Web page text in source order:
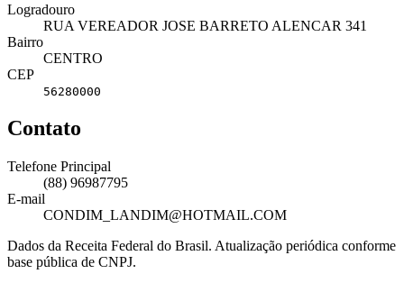
Logradouro
RUA VEREADOR JOSE BARRETO ALENCAR 341
Bairro
CENTRO
CEP
56280000
Contato
Telefone Principal
(88) 96987795
E-mail
CONDIM_LANDIM@HOTMAIL.COM
Dados da Receita Federal do Brasil. Atualização periódica conforme
base pública de CNPJ.